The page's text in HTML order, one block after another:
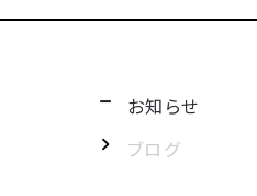
お知らせ
ブログ